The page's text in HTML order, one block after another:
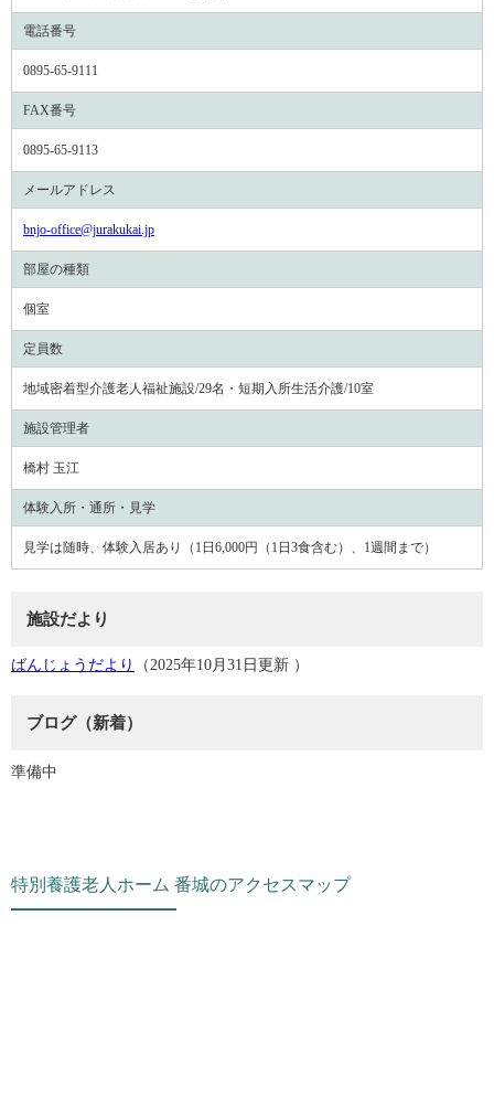
電話番号
0895-65-9111
FAX番号
0895-65-9113
メールアドレス
bnjo-office@jurakukai.jp
部屋の種類
個室
定員数
地域密着型介護老人福祉施設/29名・短期入所生活介護/10室
施設管理者
橋村 玉江
体験入所・通所・見学
見学は随時、体験入居あり（1日6,000円（1日3食含む）、1週間まで）
施設だより
ばんじょうだより （2025年10月31日更新 ）
ブログ（新着）
準備中
特別養護老人ホーム 番城のアクセスマップ